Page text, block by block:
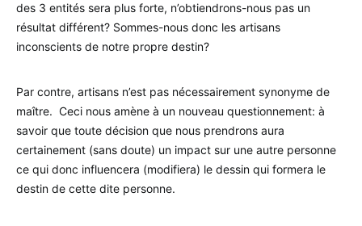
des 3 entités sera plus forte, n’obtiendrons-nous pas un
résultat différent? Sommes-nous donc les artisans
inconscients de notre propre destin?
Par contre, artisans n’est pas nécessairement synonyme de
maître. Ceci nous amène à un nouveau questionnement: à
savoir que toute décision que nous prendrons aura
certainement (sans doute) un impact sur une autre personne
ce qui donc influencera (modifiera) le dessin qui formera le
destin de cette dite personne.